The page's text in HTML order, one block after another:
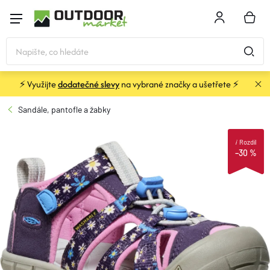
obsah
KOŠÍK
STANY
BATOHY A TAŠKY
KARIMATKY
OBLEČENÍ
⚡ Využijtedodatečné slevyna vybrané značky a ušetřete ⚡
Sandále, pantofle a žabky
–30 %
iRozdíl